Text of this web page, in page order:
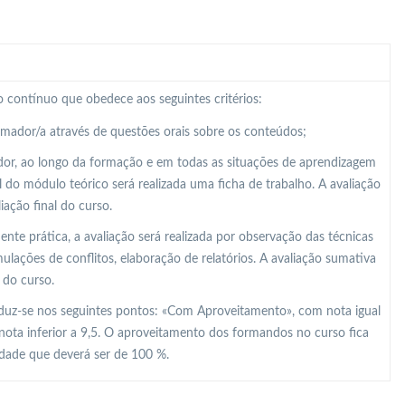
contínuo que obedece aos seguintes critérios:
a através de questões orais sobre os conteúdos;
ao longo da formação e em todas as situações de aprendizagem
módulo teórico será realizada uma ficha de trabalho. A avaliação
final do curso.
prática, a avaliação será realizada por observação das técnicas
de conflitos, elaboração de relatórios. A avaliação sumativa
do curso.
se nos seguintes pontos: «Com Aproveitamento», com nota igual
inferior a 9,5. O aproveitamento dos formandos no curso fica
que deverá ser de 100 %.